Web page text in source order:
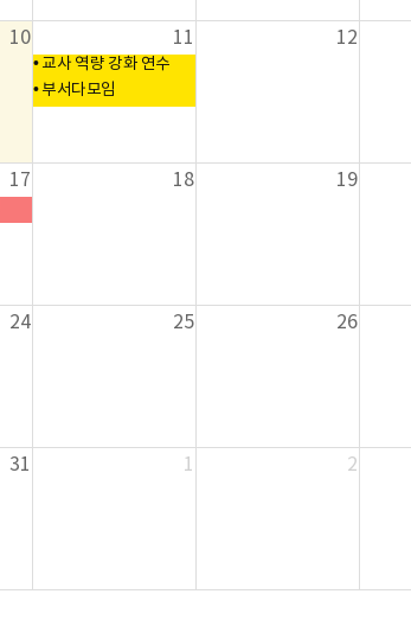
10 11 12
교사 역량 강화 연수
부서다모임
17 18 19
24 25 26
31 1 2